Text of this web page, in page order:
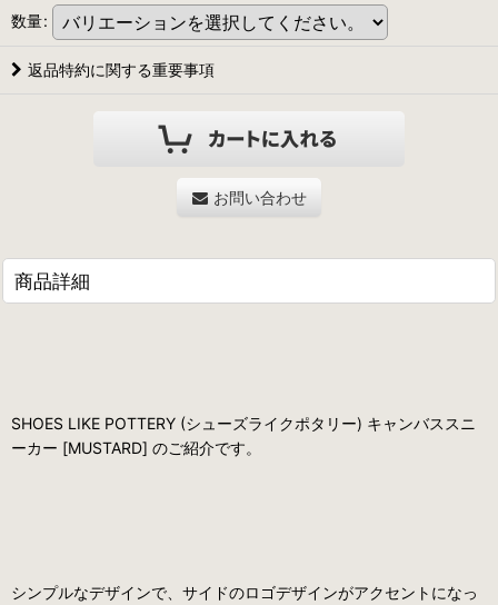
数量:
返品特約に関する重要事項
お問い合わせ
商品詳細
SHOES LIKE POTTERY (シューズライクポタリー) キャンバススニ
ーカー [MUSTARD] のご紹介です。
シンプルなデザインで、サイドのロゴデザインがアクセントになっ